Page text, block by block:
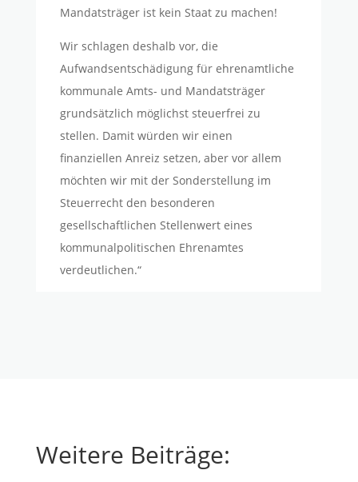
Mandatsträger ist kein Staat zu machen!
Wir schlagen deshalb vor, die
Aufwandsentschädigung für ehrenamtliche
kommunale Amts- und Mandatsträger
grundsätzlich möglichst steuerfrei zu
stellen. Damit würden wir einen
finanziellen Anreiz setzen, aber vor allem
möchten wir mit der Sonderstellung im
Steuerrecht den besonderen
gesellschaftlichen Stellenwert eines
kommunalpolitischen Ehrenamtes
verdeutlichen.“
Weitere Beiträge: